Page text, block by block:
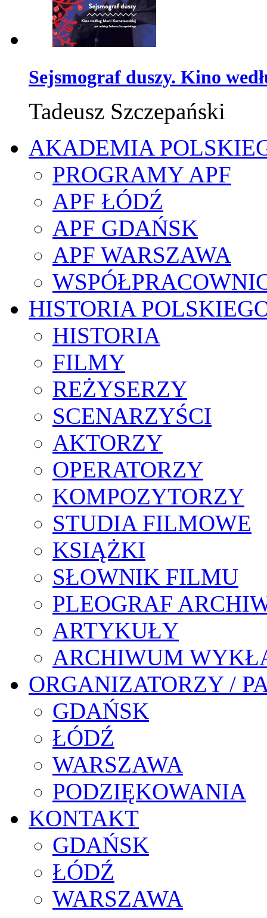
Sejsmograf duszy. Kino
Tadeusz Szczepański
AKADEMIA
PROGRAMY APF
APF ŁÓDŹ
APF GDAŃSK
APF WARSZAWA
HISTORIA
HISTORIA
FILMY
REŻYSERZY
SCENARZYŚCI
AKTORZY
OPERATORZY
KOMPOZYTORZY
STUDIA FILMOWE
KSIĄŻKI
SŁOWNIK FILMU
PLEOGRAF
ARTYKUŁY
ARCHIWUM
ORGANIZATORZY /
GDAŃSK
ŁÓDŹ
WARSZAWA
PODZIĘKOWANIA
KONTAKT
GDAŃSK
ŁÓDŹ
WARSZAWA